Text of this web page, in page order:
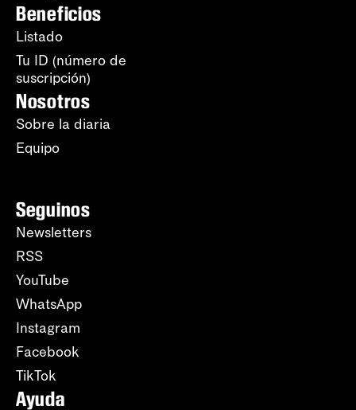
Beneficios
Listado
Tu ID (número de
suscripción)
Nosotros
Sobre la diaria
Equipo
Seguinos
Newsletters
RSS
YouTube
WhatsApp
Instagram
Facebook
TikTok
Ayuda